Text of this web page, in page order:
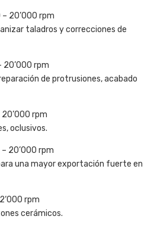
20’000 rpm
taladros y correcciones de
20’000 rpm
de protrusiones, acabado
rpm
oclusivos.
20’000 rpm
una mayor exportación fuerte en
rpm
cerámicos.